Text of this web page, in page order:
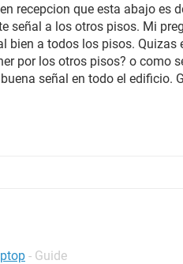
recepcion que esta abajo es
señal a los otros pisos. Mi
bien a todos los pisos. Quizas
por los otros pisos? o como
señal en todo el edificio.
- Guide